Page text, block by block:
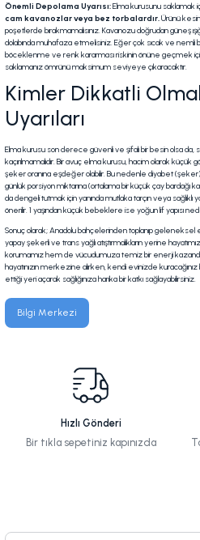
Önemli Depolama Uyarısı:Elma kurusunu saklamak
cam kavanozlar veya bez torbalardır.Ürünü
poşetlerde bırakmamalısınız. Kavanozu doğrudan güneş
dolabında muhafaza etmelisiniz. Eğer çok sıcak ve nemli
böceklenme ve renk kararması riskinin önüne geçmek
saklamanız ömrünü maksimum seviyeye çıkaracaktır.
Kimler Dikkatli
Uyarıları
Elma kurusu son derece güvenli ve şifalı bir besin olsa
kaçırılmamalıdır. Bir avuç elma kurusu, hacim olarak
şeker oranına eşdeğer olabilir. Bu nedenle diyabet (şeker)
günlük porsiyon miktarına (ortalama bir küçük çay
da dengeli tutmak için yanında mutlaka tarçın veya
önerilir. 1 yaşından küçük bebeklere ise yoğun lif yapısı
Sonuç olarak; Anadolu bahçelerinden toplanıp
yapay şekerli ve trans yağlı atıştırmalıkların yerine
korumamız hem de vücudumuza temiz bir enerji
hayatınızın merkezine alırken, kendi evinizde kuracağınız
ettiği yeri açarak sağlığınıza harika bir katkı sağlayabilirsiniz.
Bilgi Merkezi
Hızlı Gönderi
Bir tıkla sepetiniz kapınızda